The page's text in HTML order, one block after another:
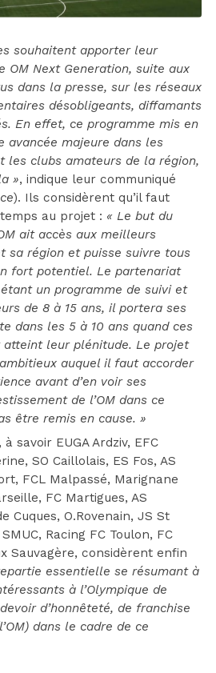
souhaitent apporter leur
OM Next Generation, suite aux
dans la presse, sur les réseaux
désobligeants, diffamants
En effet, ce programme mis en
avancée majeure dans les
les clubs amateurs de la région,
», indique leur communiqué
). Ils considèrent qu’il faut
au projet : « Le but du
ait accès aux meilleurs
sa région et puisse suivre tous
fort potentiel. Le partenariat
étant un programme de suivi et
de 8 à 15 ans, il portera ses
dans les 5 à 10 ans quand ces
atteint leur plénitude. Le projet
auquel il faut accorder
avant d’en voir ses
de l’OM dans ce
être remis en cause. »
savoir EUGA Ardziv, EFC
SO Caillolais, ES Fos, AS
FCL Malpassé, Marignane
FC Martigues, AS
Cuques, O.Rovenain, JS St
Racing FC Toulon, FC
Sauvagère, considèrent enfin
essentielle se résumant à
à l’Olympique de
d’honnêteté, de franchise
dans le cadre de ce